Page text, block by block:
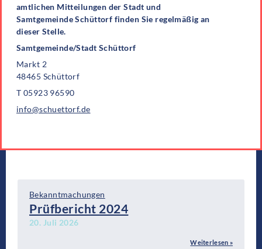
amtlichen Mitteilungen der Stadt und
Samtgemeinde Schüttorf finden Sie regelmäßig an
dieser Stelle.
Samtgemeinde/Stadt Schüttorf
Markt 2
48465 Schüttorf
T 05923 96590
info@schuettorf.de
Bekanntmachungen
Prüfbericht 2024
20. Juli 2026
Weiterlesen »